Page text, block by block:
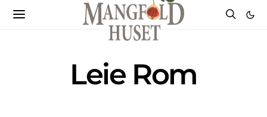
Leie Rom